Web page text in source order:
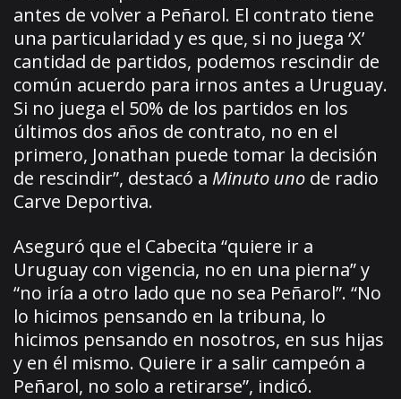
antes de volver a Peñarol. El contrato tiene
una particularidad y es que, si no juega ‘X’
cantidad de partidos, podemos rescindir de
común acuerdo para irnos antes a Uruguay.
Si no juega el 50% de los partidos en los
últimos dos años de contrato, no en el
primero, Jonathan puede tomar la decisión
de rescindir”, destacó a Minuto uno de radio
Carve Deportiva.
Aseguró que el Cabecita “quiere ir a
Uruguay con vigencia, no en una pierna” y
“no iría a otro lado que no sea Peñarol”. “No
lo hicimos pensando en la tribuna, lo
hicimos pensando en nosotros, en sus hijas
y en él mismo. Quiere ir a salir campeón a
Peñarol, no solo a retirarse”, indicó.